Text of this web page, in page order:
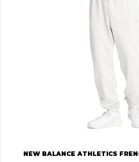
NEW BALANCE ATHLETICS